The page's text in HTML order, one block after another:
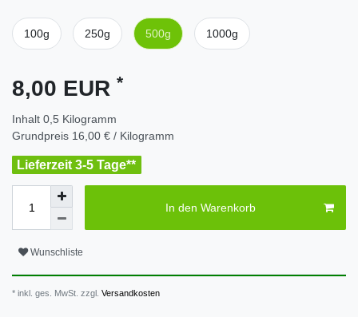
100g 250g 500g 1000g
8,00 EUR *
Inhalt 0,5 Kilogramm
Grundpreis 16,00 € / Kilogramm
Lieferzeit 3-5 Tage**
In den Warenkorb
Wunschliste
* inkl. ges. MwSt. zzgl. Versandkosten